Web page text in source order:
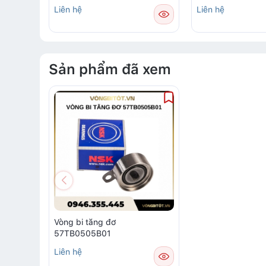
Liên hệ
Liên hệ
Sản phẩm đã xem
Vòng bi tăng đơ
57TB0505B01
Liên hệ